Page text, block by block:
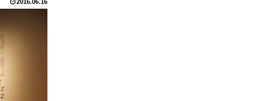
2016.06.16